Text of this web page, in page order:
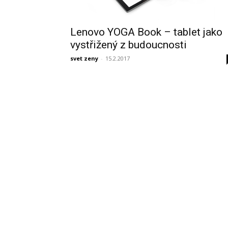
Lenovo YOGA Book – tablet jako
vystřižený z budoucnosti
svet zeny - 15.2.2017